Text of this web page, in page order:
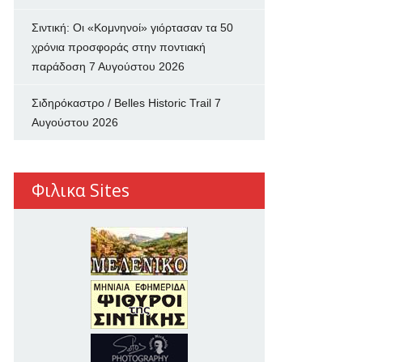
Σιντική: Οι «Κομνηνοί» γιόρτασαν τα 50
χρόνια προσφοράς στην ποντιακή
παράδοση 7 Αυγούστου 2026
Σιδηρόκαστρο / Belles Historic Trail 7
Αυγούστου 2026
Φιλικα Sites